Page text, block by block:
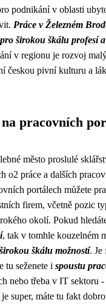
podnikání v oblasti
Práce v Železném
širokou škálu profesí
v regionu je rozvoj
českou pivní kulturu a
pracovních
město proslulé
o2 práce a dalších
portálech můžete
firem, včetně pozic
okolí. Pokud
, tak v tomhle kouzelném
širokou škálu možností. Je
tu seženete i spoustu
nebo třeba v IT sektoru -
super, máte tu fakt